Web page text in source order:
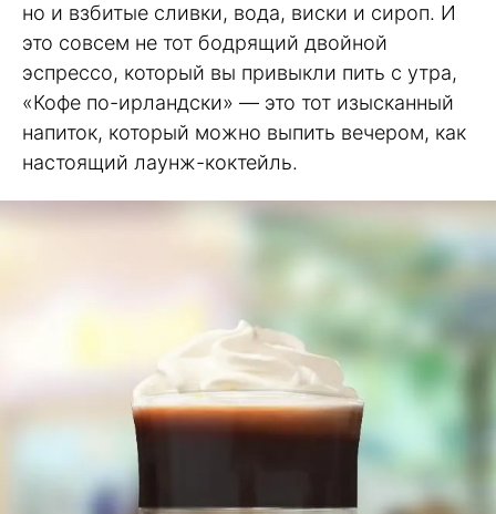
но и взбитые сливки, вода, виски и сироп. И
это совсем не тот бодрящий двойной
эспрессо, который вы привыкли пить с утра,
«Кофе по-ирландски» — это тот изысканный
напиток, который можно выпить вечером, как
настоящий лаунж-коктейль.